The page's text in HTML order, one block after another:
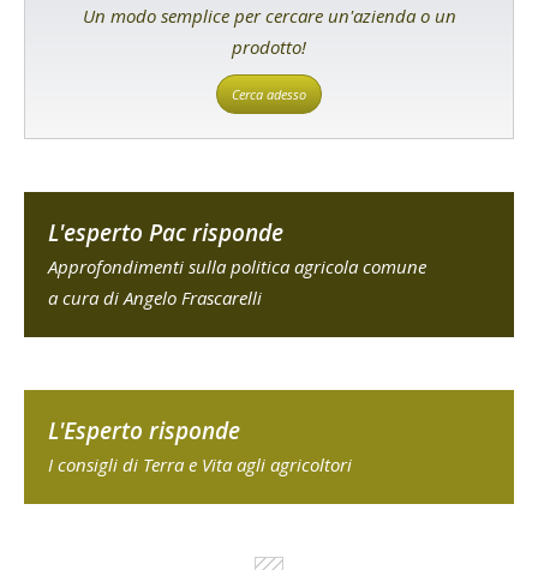
Un modo semplice per cercare un'azienda o un
prodotto!
Cerca adesso
L'esperto Pac risponde
Approfondimenti sulla politica agricola comune
a cura di Angelo Frascarelli
L'Esperto risponde
I consigli di Terra e Vita agli agricoltori